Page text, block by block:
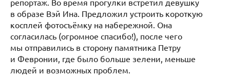
репортаж. Во время прогулки встретил девушку
в образе Вэй Ина. Предложил устроить короткую
косплей фотосъёмку на набережной. Она
согласилась (огромное спасибо!), после чего
мы отправились в сторону памятника Петру
и Февронии, где было больше зелени, меньше
людей и возможных проблем.